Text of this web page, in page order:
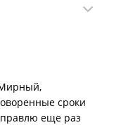
сроки
еще раз